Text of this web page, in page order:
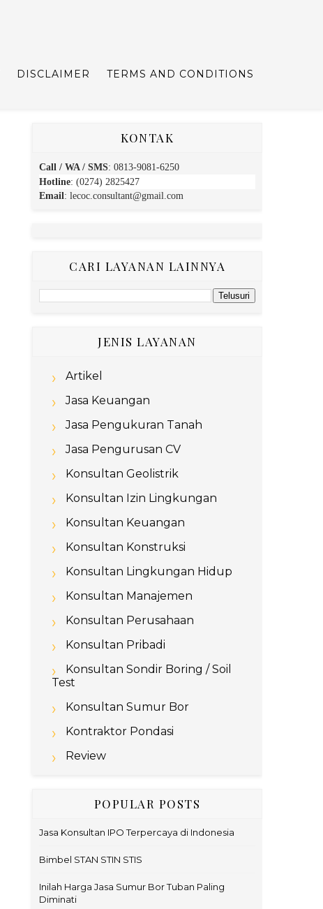
DISCLAIMER TERMS AND CONDITIONS
KONTAK
Call / WA / SMS: 0813-9081-6250
Hotline: (0274) 2825427
Email: lecoc.consultant@gmail.com
CARI LAYANAN LAINNYA
JENIS LAYANAN
Artikel
Jasa Keuangan
Jasa Pengukuran Tanah
Jasa Pengurusan CV
Konsultan Geolistrik
Konsultan Izin Lingkungan
Konsultan Keuangan
Konsultan Konstruksi
Konsultan Lingkungan Hidup
Konsultan Manajemen
Konsultan Perusahaan
Konsultan Pribadi
Konsultan Sondir Boring / Soil
Test
Konsultan Sumur Bor
Kontraktor Pondasi
Review
POPULAR POSTS
Jasa Konsultan IPO Terpercaya di Indonesia
Bimbel STAN STIN STIS
Inilah Harga Jasa Sumur Bor Tuban Paling
Diminati